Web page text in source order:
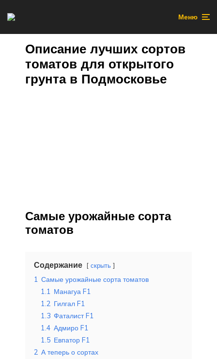
Меню
Описание лучших сортов
томатов для открытого
грунта в Подмосковье
Самые урожайные сорта
томатов
Содержание скрыть
1 Самые урожайные сорта томатов
1.1 Манагуа F1
1.2 Гилгал F1
1.3 Фаталист F1
1.4 Адмиро F1
1.5 Евпатор F1
2 А теперь о сортах